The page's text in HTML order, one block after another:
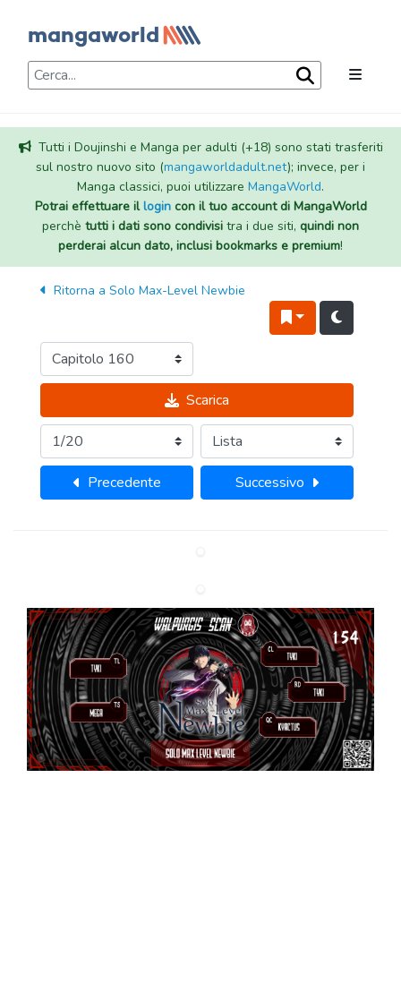
Tutti i Doujinshi e Manga per adulti (+18) sono stati trasferiti
sul nostro nuovo sito (mangaworldadult.net); invece, per i
Manga classici, puoi utilizzare MangaWorld.
Potrai effettuare illogincon il tuo account di MangaWorld
perchè tutti i dati sono condivisi tra i due siti, quindi non
perderai alcun dato, inclusi bookmarks e premium!
Ritorna a Solo Max-Level Newbie
Scarica
Precedente Successivo